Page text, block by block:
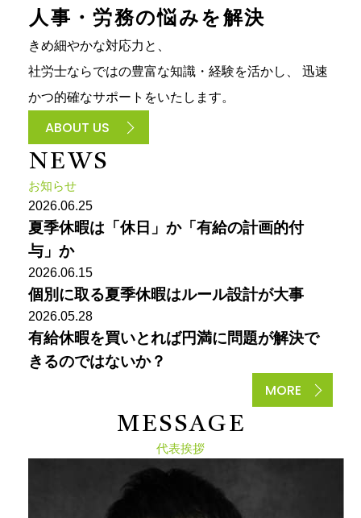
人 事 ・ 労務の悩みを解決
きめ細やかな対応力と、
社労士ならではの豊富な知識・経験を活かし、
迅速
かつ的確なサポートをいたします。
ABOUT US
N E W S
お知らせ
2026.06.25
夏季休暇は「休日」か「有給の計画的付
与」か
2026.06.15
個別に取る夏季休暇はルール設計が大事
2026.05.28
有給休暇を買いとれば円満に問題が解決で
きるのではないか？
MORE
MESSAGE
代表挨拶